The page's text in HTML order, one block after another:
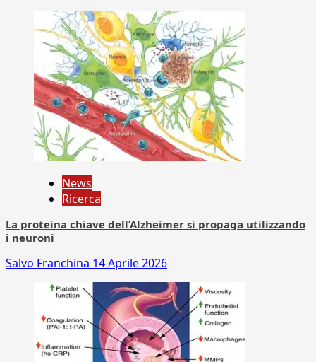
News
Ricerca
La proteina chiave dell’Alzheimer si propaga utilizzando
i neuroni
Salvo Franchina 14 Aprile 2026